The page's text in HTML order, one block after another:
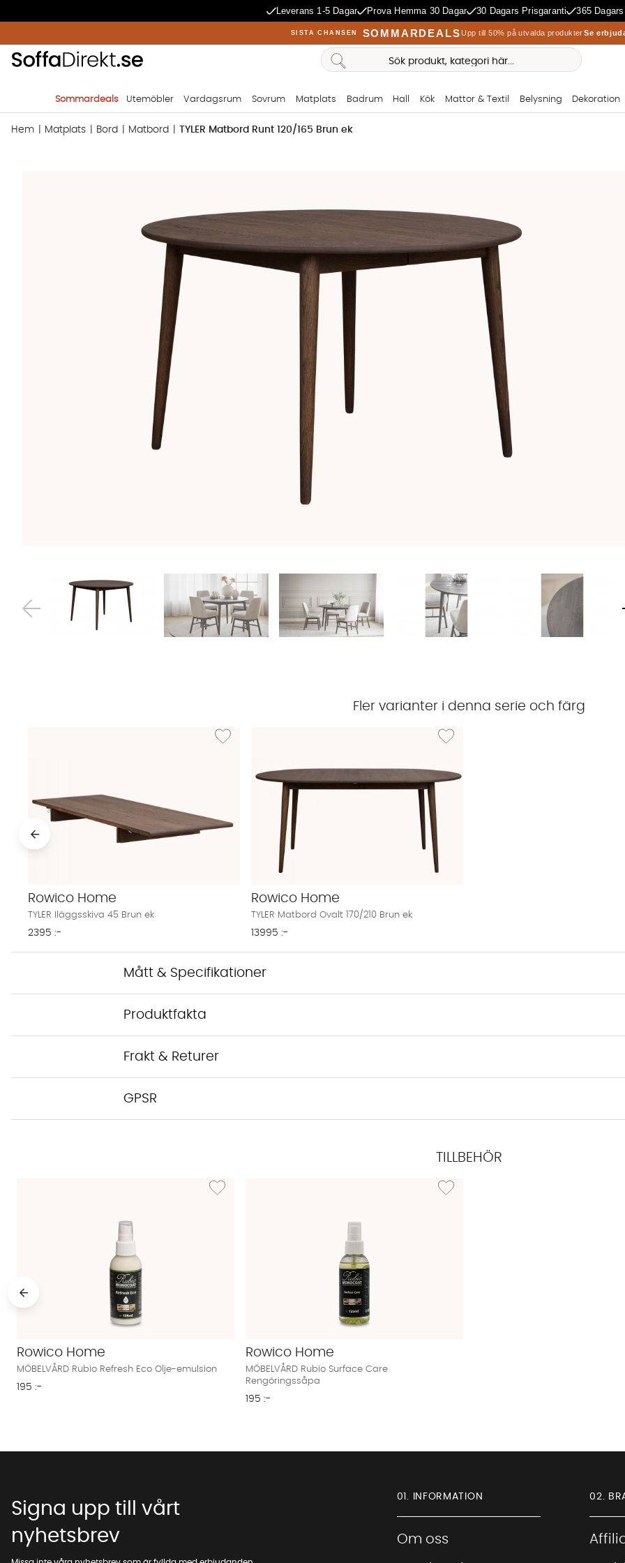
Leverans 1-5 Dagar Prova Hemma 30 Dagar 30 Dagars Prisgaranti 365
SISTA CHANSEN SOMMARDEALSUpp till 50% på utvalda produkterSe
Sommardeals Utemöbler Vardagsrum Sovrum Matplats Badrum Hall Kök Mattor & Textil Belysning Dekoration
Hem Matplats Bord Matbord TYLER Matbord Runt 120/165 Brun ek
Fler varianter i denna serie och färg
Lägg till i önskelista: TYLER Iläggsskiva 45 Brun ek
Rowico Home
TYLER Iläggsskiva 45 Brun ek
2395 :-
Lägg till i önskelista: TYLER Matbord Ovalt 170/
Rowico Home
TYLER Matbord Ovalt 170/210 Brun ek
13995 :-
Mått & Specifikationer
Produktfakta
Frakt & Returer
GPSR
TILLBEHÖR
Lägg till i önskelista: MÖBELVÅRD Rubio Refresh Eco Olje-emulsion
Rowico Home
MÖBELVÅRD Rubio Refresh Eco Olje-emulsion
195 :-
Lägg till i önskelista: MÖBELVÅRD Rubio
Rowico Home
MÖBELVÅRD Rubio Surface Care
Rengöringssåpa
195 :-
Signa upp till vårt
nyhetsbrev
01. INFORMATION
Om oss
02.